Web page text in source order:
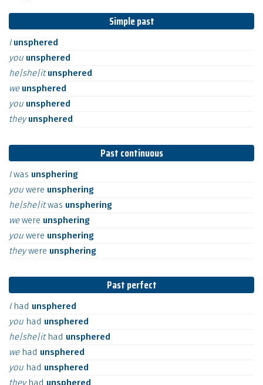
Simple past
I unsphered
you unsphered
he|she|itunsphered
we unsphered
you unsphered
theyunsphered
Past continuous
Iwas unsphering
you were unsphering
he|she|itwas unsphering
wewere unsphering
you were unsphering
theywere unsphering
Past perfect
I had unsphered
you had unsphered
he|she|it had unsphered
we had unsphered
you had unsphered
they had unsphered